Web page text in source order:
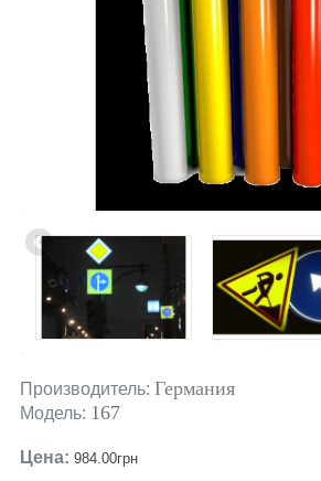
Производитель: Германия
Модель: 167
Цена: 984.00грн